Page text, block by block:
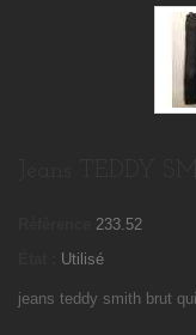
233.52
Utilisé
jeans teddy smith brut